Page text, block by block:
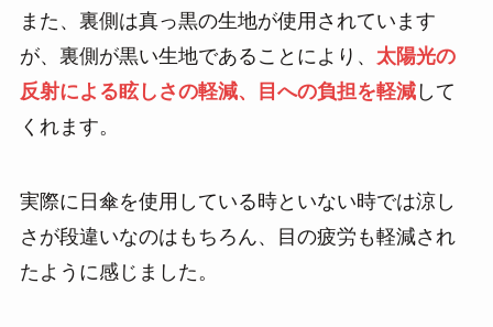
また、裏側は真っ黒の生地が使用されています
が、裏側が黒い生地であることにより、 太陽光の
反射による眩しさの軽減、目への負担を軽減して
くれます。
実際に日傘を使用している時といない時では涼し
さが段違いなのはもちろん、目の疲労も軽減され
たように感じました。